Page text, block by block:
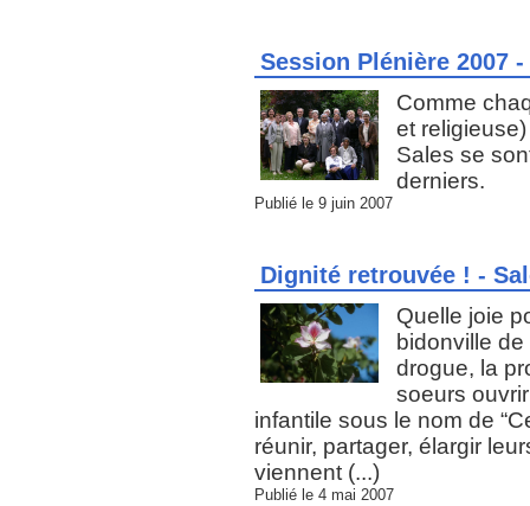
Session Plénière 2007
Comme
et
Sales se
derniers.
Publié le 9 juin 2007
Dignité retrouvée ! -
Quelle joie
bidonville
drogue, la
soeurs
infantile sous le nom de
réunir, partager, élargir
viennent (...)
Publié le 4 mai 2007